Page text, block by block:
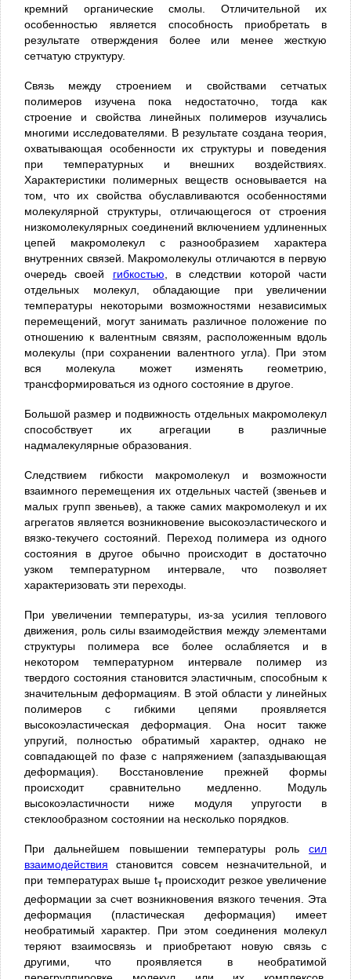
кремний органические смолы. Отличительной их
особенностью является способность приобретать в
результате отверждения более или менее жесткую
сетчатую структуру.
Связь между строением и свойствами сетчатых
полимеров изучена пока недостаточно, тогда как
строение и свойства линейных полимеров изучались
многими исследователями. В результате создана теория,
охватывающая особенности их структуры и поведения
при температурных и внешних воздействиях.
Характеристики полимерных веществ основывается на
том, что их свойства обуславливаются особенностями
молекулярной структуры, отличающегося от строения
низкомолекулярных соединений включением удлиненных
цепей макромолекул с разнообразием характера
внутренних связей. Макромолекулы отличаются в первую
очередь своей гибкостью , в следствии которой части
отдельных молекул, обладающие при увеличении
температуры некоторыми возможностями независимых
перемещений, могут занимать различное положение по
отношению к валентным связям, расположенным вдоль
молекулы (при сохранении валентного угла). При этом
вся молекула может изменять геометрию,
трансформироваться из одного состояние в другое.
Большой размер и подвижность отдельных макромолекул
способствует их агрегации в различные
надмалекулярные образования.
Следствием гибкости макромолекул и возможности
взаимного перемещения их отдельных частей (звеньев и
малых групп звеньев), а также самих макромолекул и их
агрегатов является возникновение высокоэластического и
вязко-текучего состояний. Переход полимера из одного
состояния в другое обычно происходит в достаточно
узком температурном интервале, что позволяет
характеризовать эти переходы.
При увеличении температуры, из-за усилия теплового
движения, роль силы взаимодействия между элементами
структуры полимера все более ослабляется и в
некотором температурном интервале полимер из
твердого состояния становится эластичным, способным к
значительным деформациям. В этой области у линейных
полимеров с гибкими цепями проявляется
высокоэластическая деформация. Она носит также
упругий, полностью обратимый характер, однако не
совпадающей по фазе с напряжением (запаздывающая
деформация). Восстановление прежней формы
происходит сравнительно медленно. Модуль
высокоэластичности ниже модуля упругости в
стеклообразном состоянии на несколько порядков.
При дальнейшем повышении температуры роль сил
взаимодействия становится совсем незначительной, и
при температурах выше tтпроисходит резкое увеличение
деформации за счет возникновения вязкого течения. Эта
деформация (пластическая деформация) имеет
необратимый характер. При этом соединения молекул
теряют взаимосвязь и приобретают новую связь с
другими, что проявляется в необратимой